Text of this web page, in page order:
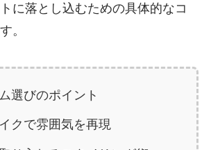
に落とし込むための具体的なコ
。
選びのポイント
クで雰囲気を再現